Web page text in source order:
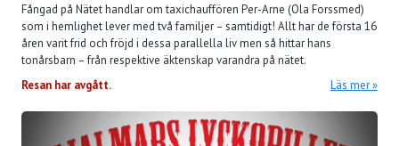
Fångad på Nätet handlar om taxichauffören Per-Arne (Ola Forssmed)
som i hemlighet lever med två familjer – samtidigt! Allt har de första 16
åren varit frid och fröjd i dessa parallella liv men så hittar hans
tonårsbarn – från respektive äktenskap varandra på nätet.
Resan har avgått.
Läs mer